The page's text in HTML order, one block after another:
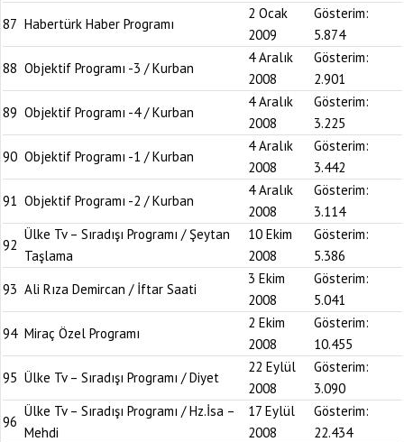
87 Habertürk Haber Programı
2 Ocak
2009
Gösterim:
5.874
88 Objektif Programı -3 / Kurban
4 Aralık
2008
Gösterim:
2.901
89 Objektif Programı -4 / Kurban
4 Aralık
2008
Gösterim:
3.225
90 Objektif Programı -1 / Kurban
4 Aralık
2008
Gösterim:
3.442
91 Objektif Programı -2 / Kurban
4 Aralık
2008
Gösterim:
3.114
92
Ülke Tv – Sıradışı Programı / Şeytan
Taşlama
10 Ekim
2008
Gösterim:
5.386
93 Ali Rıza Demircan / İftar Saati
3 Ekim
2008
Gösterim:
5.041
94 Miraç Özel Programı
2 Ekim
2008
Gösterim:
10.455
95 Ülke Tv – Sıradışı Programı / Diyet
22 Eylül
2008
Gösterim:
3.090
96
Ülke Tv – Sıradışı Programı / Hz.İsa –
Mehdi
17 Eylül
2008
Gösterim:
22.434